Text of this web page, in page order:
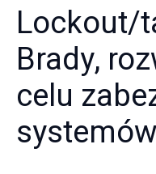
Lockout/
Brady,
celu
systemów